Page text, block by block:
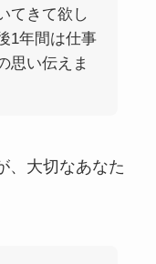
てきて欲し
1年間は仕事
思い伝えま
、大切なあなた